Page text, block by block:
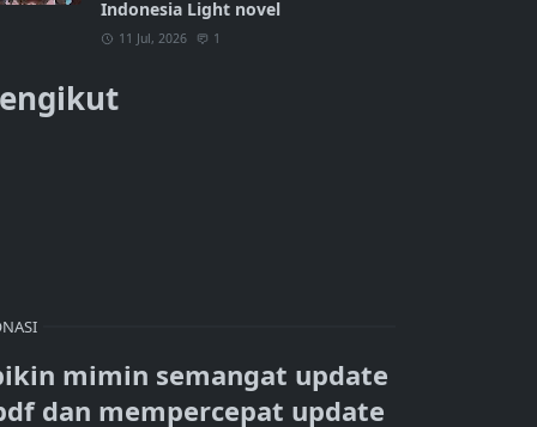
Indonesia Light novel
11 Jul, 2026 1
mimin semangat update
dan mempercepat update